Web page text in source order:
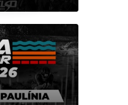
CORRIDA DE
CORRIDA DE RUA
CORRIDA INFANTIL